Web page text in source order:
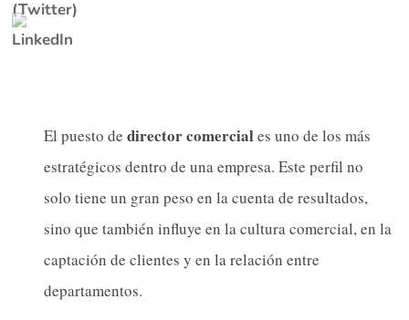
El puesto de director comerciales uno de los más
estratégicos dentro de una empresa. Este perfil no
solo tiene un gran peso en la cuenta de resultados,
sino que también influye en la cultura comercial, en la
captación de clientes y en la relación entre
departamentos.